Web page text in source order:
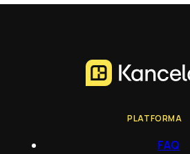
PLATFORMA
FAQ